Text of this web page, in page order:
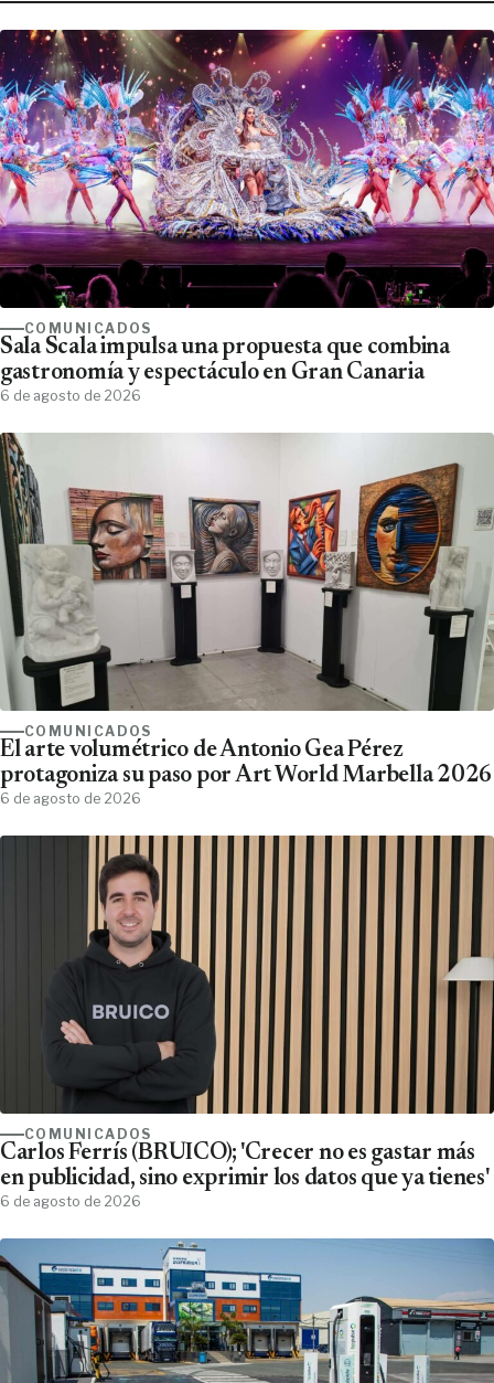
COMUNICADOS
Sala Scala impulsa una propuesta que combina
gastronomía y espectáculo en Gran Canaria
6 de agosto de 2026
COMUNICADOS
El arte volumétrico de Antonio Gea Pérez
protagoniza su paso por Art World Marbella 2026
6 de agosto de 2026
COMUNICADOS
Carlos Ferrís (BRUICO); 'Crecer no es gastar más
en publicidad, sino exprimir los datos que ya tienes'
6 de agosto de 2026